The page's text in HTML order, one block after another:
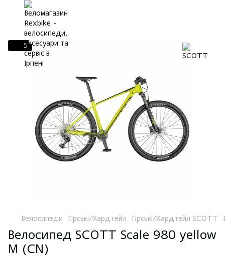
5
Велосипеди Гірські/Хардтейл Гірські/Хардтейл SCOTT
Велосипед SCOTT Scale 980 yellow
M (CN)